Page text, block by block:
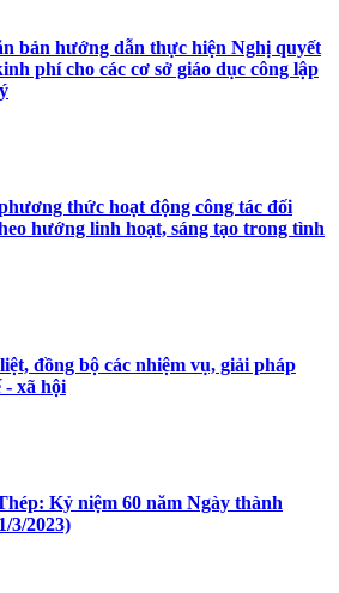
bản hướng dẫn thực hiện Nghị quyết
phí cho các cơ sở giáo dục công lập
thức hoạt động công tác đối
hướng linh hoạt, sáng tạo trong tình
đồng bộ các nhiệm vụ, giải pháp
xã hội
Kỷ niệm 60 năm Ngày thành
3/2023)